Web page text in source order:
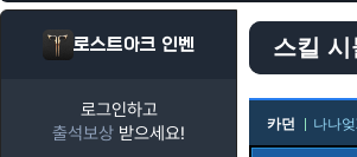
로스트아크 인벤
로그인하고
출석보상 받으세요!
스킬 시
카던 나나